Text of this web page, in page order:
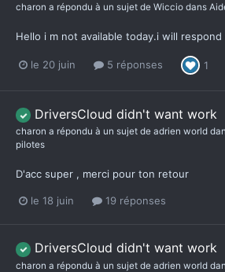
charon a répondu à un sujet de Wiccio dans
Hello i m not available today.i will
le 20 juin 5 réponses 1
DriversCloud didn't want work
charon a répondu à un sujet de adrien world
pilotes
D'acc super , merci pour ton retour
le 18 juin 19 réponses
DriversCloud didn't want work
charon a répondu à un sujet de adrien world